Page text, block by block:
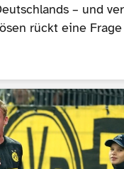
– und
rückt eine